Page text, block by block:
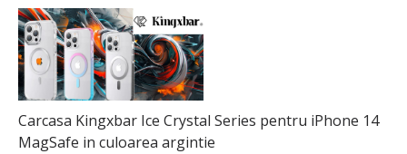
Carcasa Kingxbar Ice Crystal Series pentru iPhone 14
MagSafe in culoarea argintie